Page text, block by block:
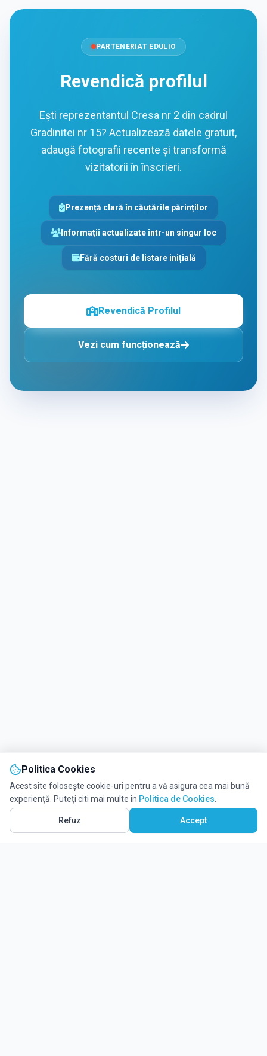
PARTENERIAT EDULIO
Revendică profilul
Ești reprezentantul Cresa nr 2 din cadrul
Gradinitei nr 15? Actualizează datele gratuit,
adaugă fotografii recente și transformă
vizitatorii în înscrieri.
Prezență clară în căutările părinților
Informații actualizate într-un singur loc
Fără costuri de listare inițială
Revendică Profilul
Vezi cum funcționează
Politica Cookies
Acest site folosește cookie-uri pentru a vă asigura cea mai bună
experiență. Puteți citi mai multe în Politica de Cookies
Refuz Accept